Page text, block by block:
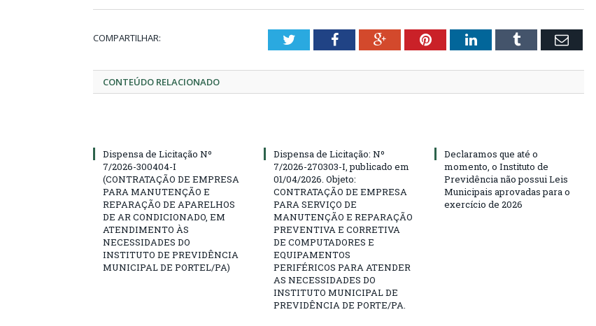
COMPARTILHAR: TwitterFacebookGoogle+PinterestLinkedInTumblr Email
CONTEÚDO RELACIONADO
Dispensa de Licitação Nº
7/2026-300404-I
(CONTRATAÇÃO DE EMPRESA
PARA MANUTENÇÃO E
REPARAÇÃO DE APARELHOS
DE AR CONDICIONADO, EM
ATENDIMENTO ÀS
NECESSIDADES DO
INSTITUTO DE PREVIDÊNCIA
MUNICIPAL DE PORTEL/PA)
Dispensa de Licitação: Nº
7/2026-270303-I, publicado em
01/04/2026. Objeto:
CONTRATAÇÃO DE EMPRESA
PARA SERVIÇO DE
MANUTENÇÃO E REPARAÇÃO
PREVENTIVA E CORRETIVA
DE COMPUTADORES E
EQUIPAMENTOS
PERIFÉRICOS PARA ATENDER
AS NECESSIDADES DO
INSTITUTO MUNICIPAL DE
PREVIDÊNCIA DE PORTE/PA.
Declaramos que até o
momento, o Instituto de
Previdência não possui Leis
Municipais aprovadas para o
exercício de 2026